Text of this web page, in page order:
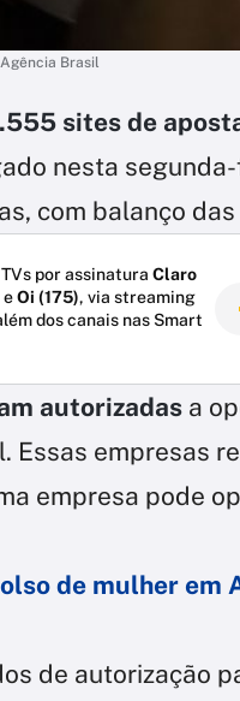
Brasil
sites de
nesta
com balanço
por assinatura Claro
eOi (175), via streaming
dos canais nas Smart
autorizadas a
Essas empresas
empresa pode
de mulher em
de autorização